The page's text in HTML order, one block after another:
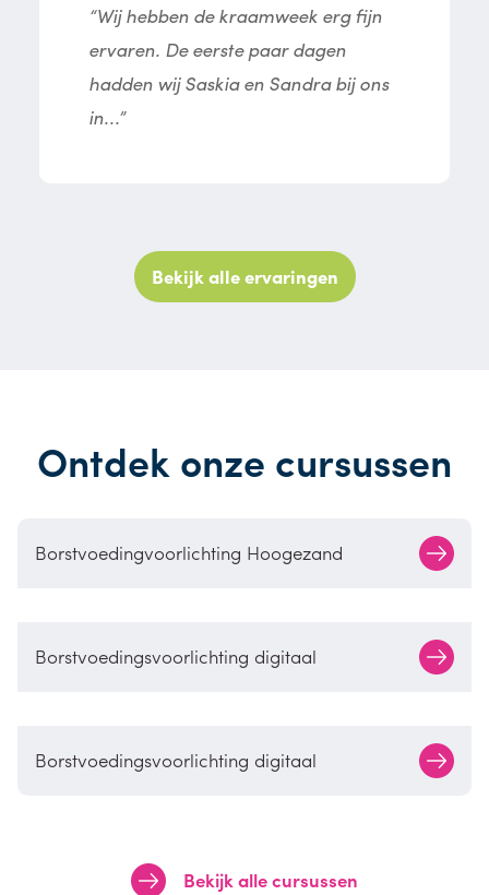
“Wij hebben de kraamweek erg fijn
ervaren. De eerste paar dagen
hadden wij Saskia en Sandra bij ons
in...”
Bekijk alle ervaringen
Ontdek onze cursussen
Borstvoedingvoorlichting Hoogezand
Borstvoedingsvoorlichting digitaal
Borstvoedingsvoorlichting digitaal
Bekijk alle cursussen